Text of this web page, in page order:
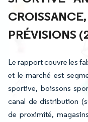
PRÉVISIONS
Le rapport couvre les
et le marché est
sportive, boissons
canal de distribution
de proximité,